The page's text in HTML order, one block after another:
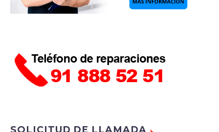
SOLICITUD DE LLAMADA